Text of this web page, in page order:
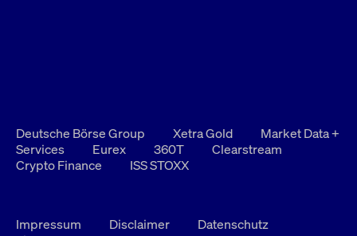
Deutsche Börse Group Xetra Gold
Market Data +
Services
Eurex 360T
Clearstream
Crypto Finance
ISS STOXX
Impressum Disclaimer
Datenschutz